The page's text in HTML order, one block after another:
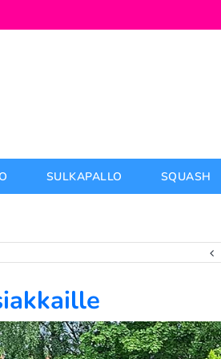
SULKAPALLO SQUASH